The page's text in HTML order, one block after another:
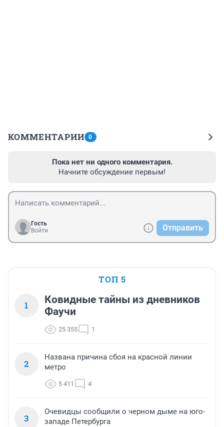
КОММЕНТАРИИ 0
Пока нет ни одного комментария.
Начните обсуждение первым!
Гость
Войти
Отправить
ТОП 5
1
Ковидные тайны из дневников
Фаучи
25 355 1
2
Названа причина сбоя на красной линии
метро
5 411 4
3
Очевидцы сообщили о черном дыме на юго-
западе Петербурга